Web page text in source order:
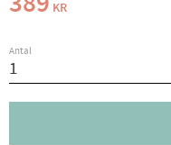
KR
Antal